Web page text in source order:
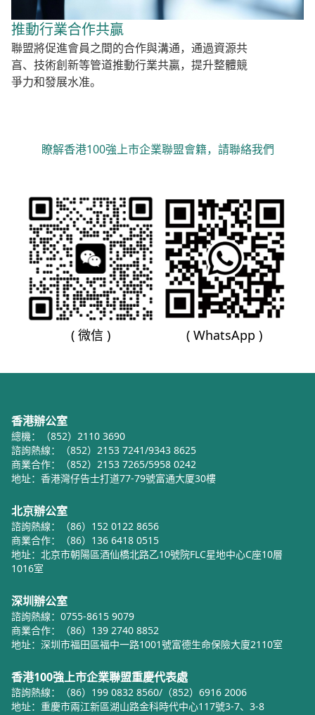
推動行業合作共贏
聯盟將促進會員之間的合作與溝通，通過資源共
亯、技術創新等管道推動行業共贏，提升整體競
爭力和發展水准。
瞭解香港100強上市企業聯盟會籍，請聯絡我們
( 微信 ) ( WhatsApp )
香港辦公室
總機：（852）2110 3690
諮詢熱線：（852）2153 7241/9343 8625
商業合作：（852）2153 7265/5958 0242
地址：香港灣仔告士打道77-79號富通大厦30樓
北京辦公室
諮詢熱線：（86）152 0122 8656
商業合作：（86）136 6418 0515
地址：北京市朝陽區酒仙橋北路乙10號院FLC星地中心C座10層
1016室
深圳辦公室
諮詢熱線：0755-8615 9079
商業合作：（86）139 2740 8852
地址：深圳市福田區福中一路1001號富德生命保險大廈2110室
香港100強上市企業聯盟重慶代表處
諮詢熱線：（86）199 0832 8560/（852）6916 2006
地址：重慶市兩江新區湖山路金科時代中心117號3-7、3-8